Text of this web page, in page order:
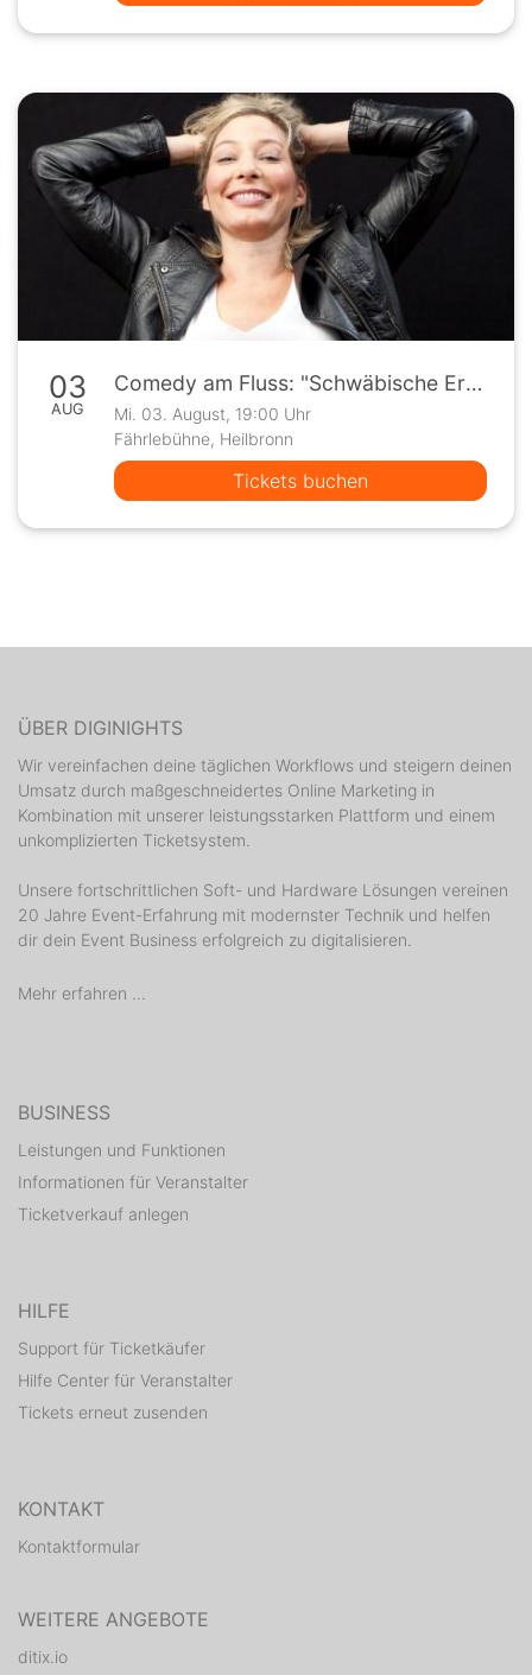
03
AUG
Comedy am Fluss: "Schwäbische Erotik" mit Christiane M.
Mi. 03. August, 19:00 Uhr
Fährlebühne, Heilbronn
Tickets buchen
ÜBER DIGINIGHTS
Wir vereinfachen deine täglichen Workflows und steigern deinen
Umsatz durch maßgeschneidertes Online Marketing in
Kombination mit unserer leistungsstarken Plattform und einem
unkomplizierten Ticketsystem.
Unsere fortschrittlichen Soft- und Hardware Lösungen vereinen
20 Jahre Event-Erfahrung mit modernster Technik und helfen
dir dein Event Business erfolgreich zu digitalisieren.
Mehr erfahren ...
BUSINESS
Leistungen und Funktionen
Informationen für Veranstalter
Ticketverkauf anlegen
HILFE
Support für Ticketkäufer
Hilfe Center für Veranstalter
Tickets erneut zusenden
KONTAKT
Kontaktformular
WEITERE ANGEBOTE
ditix.io